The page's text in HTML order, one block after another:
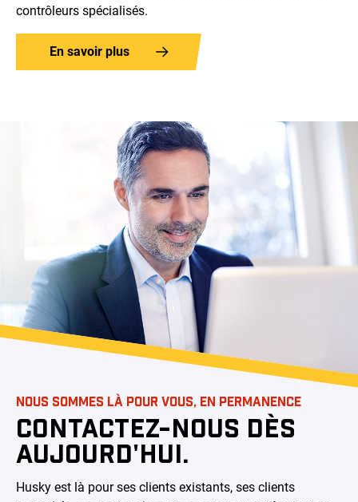
contrôleurs spécialisés.
En savoir plus
NOUS SOMMES LÀ POUR VOUS, EN PERMANENCE
CONTACTEZ-NOUS DÈS
AUJOURD'HUI.
Husky est là pour ses clients existants, ses clients